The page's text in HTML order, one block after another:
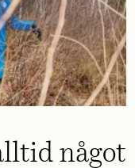
något